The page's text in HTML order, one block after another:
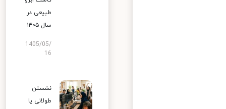
طبیعی در
سال ۱۴۰۵
1405/05/
16
نشستن
طولانی یا